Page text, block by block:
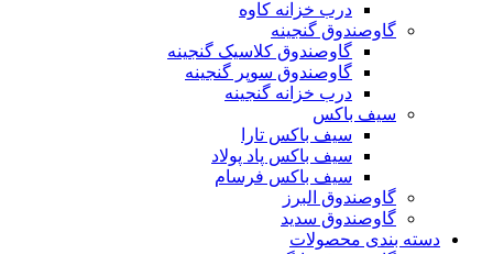
درب خزانه کاوه
گاوصندوق گنجینه
گاوصندوق کلاسیک گنجینه
گاوصندوق سوپر گنجینه
درب خزانه گنجینه
سیف باکس
سیف باکس تارا
سیف باکس پاد پولاد
سیف باکس فرسام
گاوصندوق البرز
گاوصندوق سدید
دسته بندی محصولات